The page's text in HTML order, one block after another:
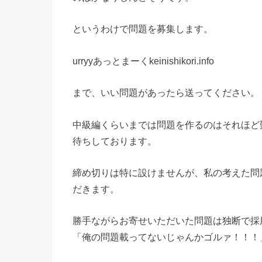
というわけで問題を募集します。
urryyあっとまーくkeinishikori.info
まで、いい問題があったら送ってください。
中級編くらいまでは問題を作るのはそれほ
待ちしております。
締め切りは特に設けませんが、私の考えた
だきます。
勝手ながらお寄せいただいた問題は独断で
「俺の問題載ってないじゃんかゴルァ！！